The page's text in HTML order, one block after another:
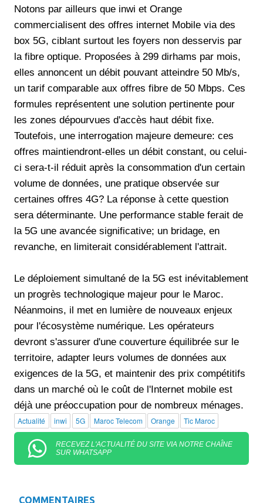
Notons par ailleurs que inwi et Orange
commercialisent des offres internet Mobile via des
box 5G, ciblant surtout les foyers non desservis par
la fibre optique. Proposées à 299 dirhams par mois,
elles annoncent un débit pouvant atteindre 50 Mb/s,
un tarif comparable aux offres fibre de 50 Mbps. Ces
formules représentent une solution pertinente pour
les zones dépourvues d'accès haut débit fixe.
Toutefois, une interrogation majeure demeure: ces
offres maintiendront-elles un débit constant, ou celui-
ci sera-t-il réduit après la consommation d'un certain
volume de données, une pratique observée sur
certaines offres 4G? La réponse à cette question
sera déterminante. Une performance stable ferait de
la 5G une avancée significative; un bridage, en
revanche, en limiterait considérablement l'attrait.
Le déploiement simultané de la 5G est inévitablement
un progrès technologique majeur pour le Maroc.
Néanmoins, il met en lumière de nouveaux enjeux
pour l'écosystème numérique. Les opérateurs
devront s'assurer d'une couverture équilibrée sur le
territoire, adapter leurs volumes de données aux
exigences de la 5G, et maintenir des prix compétitifs
dans un marché où le coût de l'Internet mobile est
déjà une préoccupation pour de nombreux ménages.
Actualité inwi 5G Maroc Telecom Orange Tic Maroc
RECEVEZ L'ACTUALITÉ DU SITE VIA NOTRE CHAÎNE
SUR WHATSAPP
COMMENTAIRES